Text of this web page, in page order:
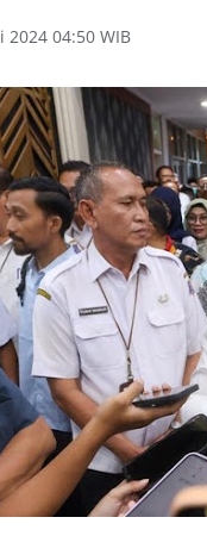
2024 04:50 WIB